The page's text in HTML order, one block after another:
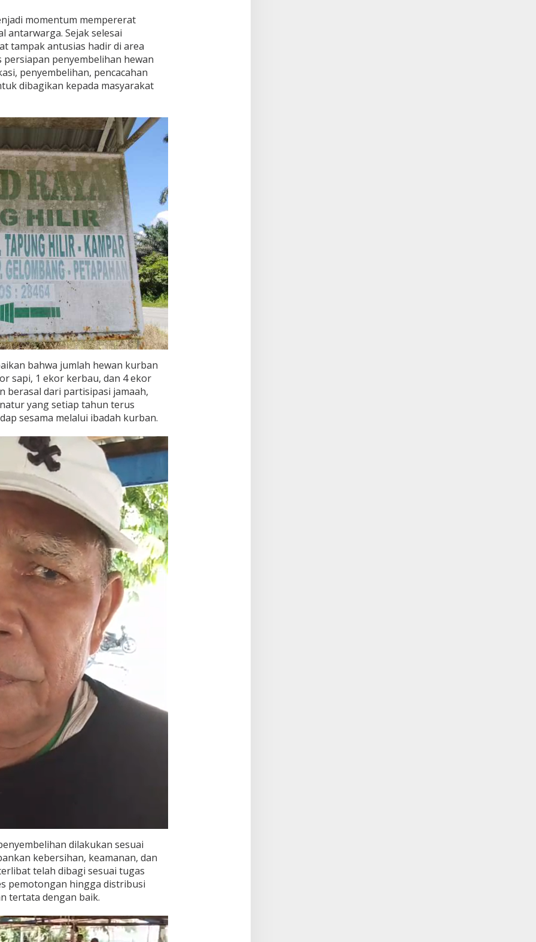
momentum mempererat
antarwarga. Sejak selesai
tampak antusias hadir di area
penyembelihan hewan
penyembelihan, pencacahan
dibagikan kepada masyarakat
bahwa jumlah hewan kurban
sapi, 1 ekor kerbau, dan 4 ekor
berasal dari partisipasi jamaah,
yang setiap tahun terus
sesama melalui ibadah kurban.
dilakukan sesuai
kebersihan, keamanan, dan
telah dibagi sesuai tugas
pemotongan hingga distribusi
tertata dengan baik.